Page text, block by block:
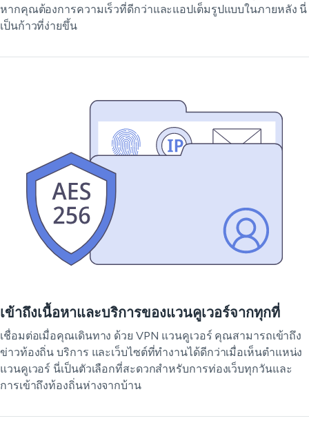
หากคุณต้องการความเร็วที่ดีกว่าและแอปเต็มรูปแบบในภายหลัง นี่
เป็นก้าวที่ง่ายขึ้น
เข้าถึงเนื้อหาและบริการของแวนคูเวอร์จากทุกที่
เชื่อมต่อเมื่อคุณเดินทาง ด้วย VPN แวนคูเวอร์ คุณสามารถเข้าถึง
ข่าวท้องถิ่น บริการ และเว็บไซต์ที่ทำงานได้ดีกว่าเมื่อเห็นตำแหน่ง
แวนคูเวอร์ นี่เป็นตัวเลือกที่สะดวกสำหรับการท่องเว็บทุกวันและ
การเข้าถึงท้องถิ่นห่างจากบ้าน